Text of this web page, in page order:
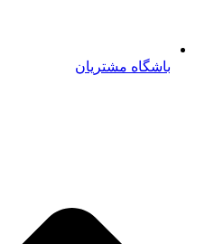
باشگاه مشتریان